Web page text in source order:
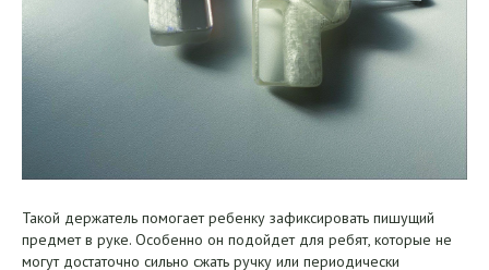
Такой держатель помогает ребенку зафиксировать пишущий
предмет в руке. Особенно он подойдет для ребят, которые не
могут достаточно сильно сжать ручку или периодически